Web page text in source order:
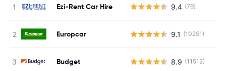
Ezi-Rent Car Hire 9.4 (79)
Europcar 9.1 (10251)
Budget 8.9 (11512)